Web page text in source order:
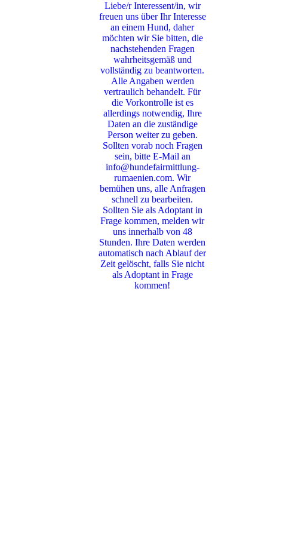
Liebe/r Interessent/in, wir
freuen uns über Ihr Interesse
an einem Hund, daher
möchten wir Sie bitten, die
nachstehenden Fragen
wahrheitsgemäß und
vollständig zu beantworten.
Alle Angaben werden
vertraulich behandelt. Für
die Vorkontrolle ist es
allerdings notwendig, Ihre
Daten an die zuständige
Person weiter zu geben.
Sollten vorab noch Fragen
sein, bitte E-Mail an
info@hundefairmittlung-
rumaenien.com. Wir
bemühen uns, alle Anfragen
schnell zu bearbeiten.
Sollten Sie als Adoptant in
Frage kommen, melden wir
uns innerhalb von 48
Stunden. Ihre Daten werden
automatisch nach Ablauf der
Zeit gelöscht, falls Sie nicht
als Adoptant in Frage
kommen!